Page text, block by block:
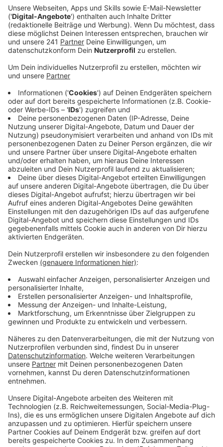
Anzeige
Miley Cyrus singt in "Flowers" über Blumen, die sie sich
selbst kaufen will. Manche spekulieren, dass ihr Song
eine Antwort auf einen anderen berühmten Song sein
könnte: "When I Was Your Man" von Bruno Mars. Darin
singt er im Refrain "I should’ve bought you flowers".
Miley Cyrus singt darauf die Antwort "I can buy myself
flowers“" Adressiert ist der Vers an den Ex von Miley
Cyrus, Liam Hemsworth. Daher ist es auch kein Zufall,
dass "Flowers" am 33. Geburtstag von Liam
Hemsworth veröffentlicht wurde. Ein Lied mit Flower-
Power und Erinnerungen an die frühere Beziehung und
einem abwechslungsreichen Tempo-Shift schenkt
Miley Cyrus ihrem Ex und ihren Fans.
Anzeige
Wir benötigen Ihre
Zustimmung, um den YouTube
Video-Service zu laden!
Wir verwenden einen Service eines
Drittanbieters, um Videoinhalte
Daten zu Ihren Aktivitäten
sammeln. Bitte lesen Sie die
Details durch und stimmen Sie der
Nutzung des Service zu, um dieses
Mehr Informationen
Akzeptieren
Miley Cyrus - Flowers (Official Video)
Anzeige